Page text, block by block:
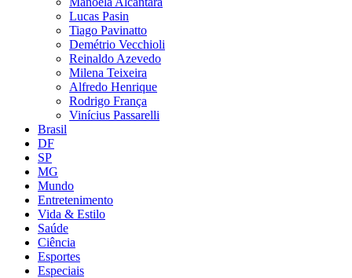
Lucas Pasin
Tiago Pavinatto
Demétrio Vecchioli
Reinaldo Azevedo
Milena Teixeira
Alfredo Henrique
Rodrigo França
Vinícius Passarelli
Brasil
DF
SP
MG
Mundo
Entretenimento
Vida & Estilo
Saúde
Ciência
Esportes
Especiais